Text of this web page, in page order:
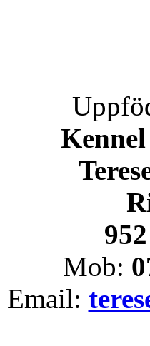
Mob:
Email: